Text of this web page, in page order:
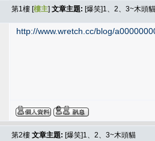
第1樓 [樓主] 文章主題: [爆笑]1、2、3~木頭貓
http://www.wretch.cc/blog/
第2樓 文章主題: [爆笑]1、2、3~木頭貓